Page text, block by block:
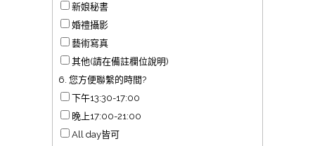
新娘秘書
婚禮攝影
藝術寫真
其他(請在備註欄位說明)
6. 您方便聯繫的時間?
下午13:30-17:00
晚上17:00-21:00
All day皆可